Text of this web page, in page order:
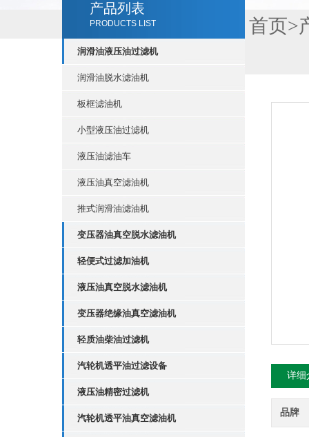
产品列表
PRODUCTS LIST
润滑油液压油过滤机
润滑油脱水滤油机
板框滤油机
小型液压油过滤机
液压油滤油车
液压油真空滤油机
推式润滑油滤油机
变压器油真空脱水滤油机
轻便式过滤加油机
液压油真空脱水滤油机
变压器绝缘油真空滤油机
轻质油柴油过滤机
汽轮机透平油过滤设备
液压油精密过滤机
汽轮机透平油真空滤油机
首页>
详细
品牌